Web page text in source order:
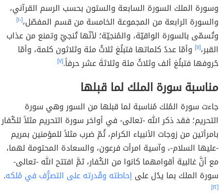
وسورة الملك السورة السابعة والستون بحسب الرسم القرآني،
والسورة الرابعة من المجموعة الخامسة من قسم المفصّل،[١٠]
وتُسمّى بالسورة الواقيّة، والمُنجيّة؛ لأنّها تُنجيّ وتمنع من عذاب
القبر،[١١]
وأمّا عددُ كلماتها فتبلُغ ثلاثُ مئة وثلاثون كلمة، وأمّا
حُروفها فتبلُغ ألف وثلاثُ مئة وثلاثةَ عشر حرفاً.[٧]
مناسبة سورة الملك لما قبلها
جاءت سورة المُلك مُناسبة لما قبلها من السور وهي سورة
التحريم؛ فقد ذكر الله -تعالى- في أواخر سورة التحريم مثلاً للكُفار
بامرأتين من زوجات الأنبياء الكرام، ثُمّ ضرب مثلاً للمؤمنين بمريم
-عليها السلام-، وآسية امرأت فرعون، والسعادة المحتومة لهما،
مع أنَّ غالبية أقوامهما كانوا من الكُفار، ثمَّ افتتح الله -تعالى-
سورة الملك بما يدُل على إحاطته وقُدرته على التصرُّف في مُلكه.
[١٢]